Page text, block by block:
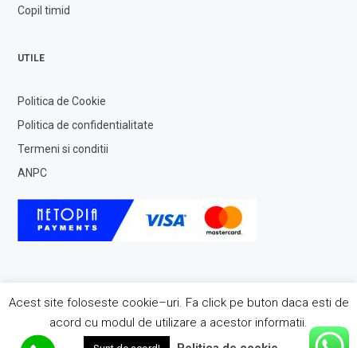
Copil timid
UTILE
Politica de Cookie
Politica de confidentialitate
Termeni si conditii
ANPC
© 2020 ASOCIATIA DE PSIHOTERAPIE INTEGRATIVA. Toate
Acest site foloseste cookie–uri. Fa click pe buton daca esti de
acord cu modul de utilizare a acestor informatii.